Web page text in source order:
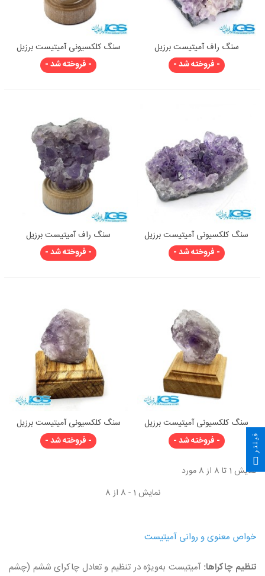
سنگ راف آمیتیست برزیل
- فروخته شد -
سنگ کلکسیونی آمیتیست برزیل
- فروخته شد -
سنگ کلکسیونی آمیتیست برزیل
- فروخته شد -
سنگ راف آمیتیست برزیل
- فروخته شد -
سنگ کلکسیونی آمیتیست برزیل
- فروخته شد -
سنگ کلکسیونی آمیتیست برزیل
- فروخته شد -
نمایش 1 تا 8 از 8 مورد
نمایش 1 - 8 از 8
خواص معنوی و روانی آمیتیست
تنظیم چاکراها: آمیتیست به‌ویژه در تنظیم و تعادل چاکرای ششم (چشم
فیلتر